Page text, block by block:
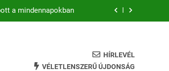
a mindennapokban
feszesebb lábakért
HÍRLEVÉL
VÉLETLENSZERŰ ÚJDONSÁG